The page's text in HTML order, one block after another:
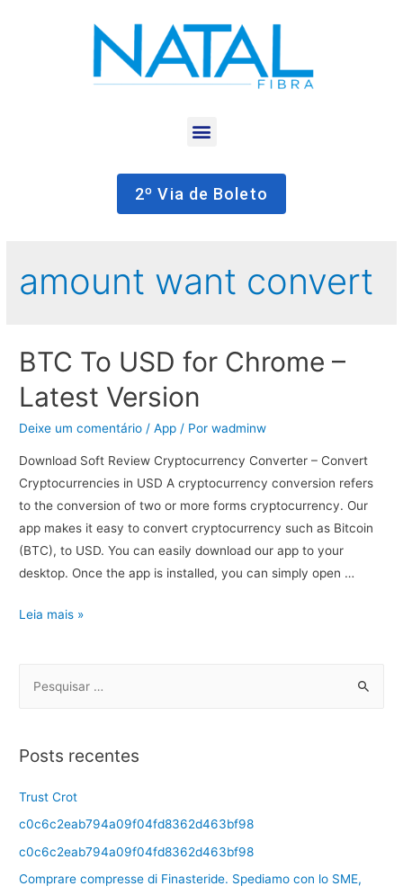
2º Via de Boleto
amount want convert
BTC To USD for Chrome –
Latest Version
Deixe um comentário /App / Porwadminw
Download Soft Review Cryptocurrency Converter – Convert
Cryptocurrencies in USD A cryptocurrency conversion refers
to the conversion of two or more forms cryptocurrency. Our
app makes it easy to convert cryptocurrency such as Bitcoin
(BTC), to USD. You can easily download our app to your
desktop. Once the app is installed, you can simply open …
Leia mais »
Posts recentes
Trust Crot
c0c6c2eab794a09f04fd8362d463bf98
c0c6c2eab794a09f04fd8362d463bf98
Comprare compresse di Finasteride. Spediamo con lo SME,